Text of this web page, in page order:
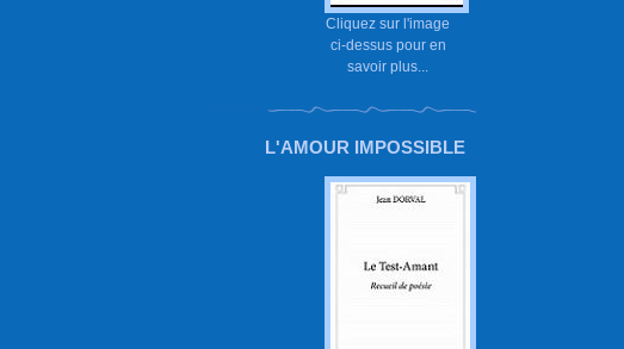
Cliquez sur l'image
ci-dessus pour en
savoir plus...
L'AMOUR IMPOSSIBLE